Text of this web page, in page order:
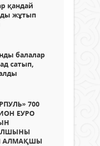
қандай
жұтып
балалар
сатып,
700
ЕУРО
АЛМАҚШЫ